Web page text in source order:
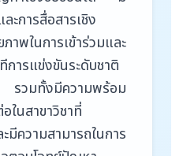
ะการสื่อสารเชิง
ในการเข้าร่วมและ
การแข่งขันระดับชาติ
วมทั้งมีความพร้อม
ในสาขาวิชาที่
วามสามารถในการ